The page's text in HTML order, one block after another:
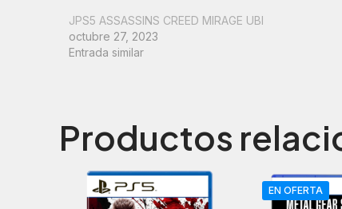
JPS5 ASSASSINS CREED MIRAGE UBI
octubre 27, 2023
Entrada similar
Productos
EN OFERTA